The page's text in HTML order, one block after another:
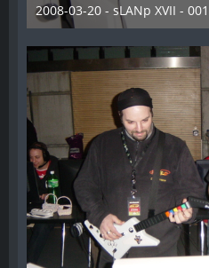
2008-03-20 - sLANp XVII - 001
28. Dezember 2012